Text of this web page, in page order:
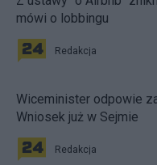
mówi o lobbingu
Redakcja
Wiceminister odpowie
Wniosek już w Sejmie
Redakcja